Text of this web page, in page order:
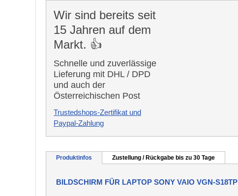
Wir sind bereits seit
15 Jahren auf dem
Markt. 👍
Schnelle und zuverlässige
Lieferung mit DHL / DPD
und auch der
Österreichischen Post
Trustedshops-Zertifikat und
Paypal-Zahlung
Produktinfos Zustellung / Rückgabe bis zu 30 Tage
BILDSCHIRM FÜR LAPTOP SONY VAIO VGN-S18TP